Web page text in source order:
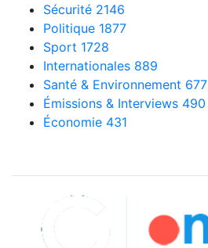
Sécurité 2146
Politique 1877
Sport 1728
Internationales 889
Santé & Environnement 677
Émissions & Interviews 490
Économie 431